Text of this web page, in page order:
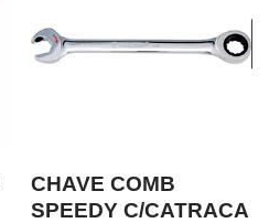
CHAVE COMB
SPEEDY C/CATRACA